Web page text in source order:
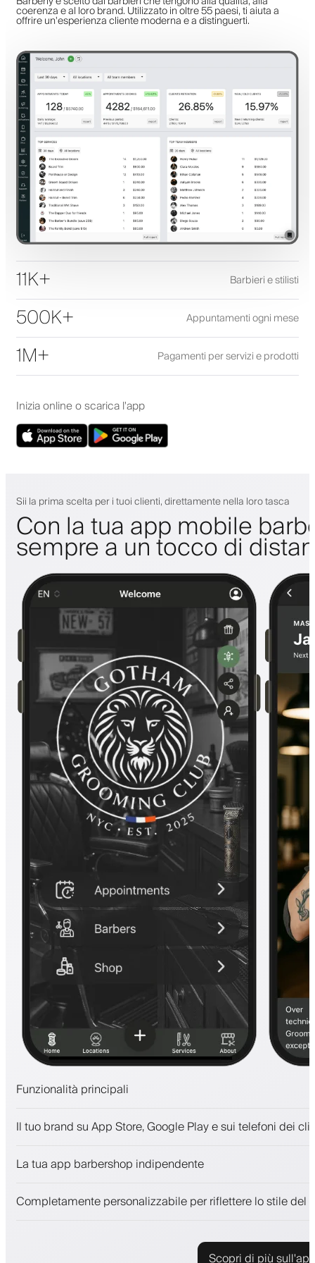
coerenza e al loro brand. Utilizzato in oltre 55 paesi, ti aiuta a
offrire un'esperienza cliente moderna e a distinguerti.
11K+ Barbieri e stilisti
500K+ Appuntamenti ogni mese
1M+ Pagamenti per servizi e prodotti
Inizia online o scarica l'app
Sii la prima scelta per i tuoi clienti, direttamente nella loro tasca
Con la tua app mobile
sempre a un tocco di
Funzionalità principali
Pagamenti, deposito cauzionale
Coinvolgi i clienti con un programma fedeltà
Il tuo brand su App Store, Google Play e sui telefoni dei
La tua app barbershop indipendente
Completamente personalizzabile per riflettere lo stile del
Scopri di più